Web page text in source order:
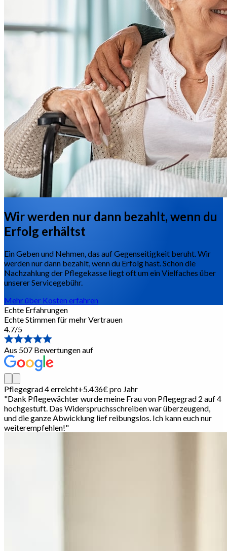
Wir werden nur dann bezahlt, wenn du
Erfolg erhältst
Ein Geben und Nehmen, das auf Gegenseitigkeit beruht. Wir
werden nur dann bezahlt, wenn du Erfolg hast. Schon die
Nachzahlung der Pflegekasse liegt oft um ein Vielfaches über
unserer Servicegebühr.
Mehr über Kosten erfahren
Echte Erfahrungen
Echte Stimmen für mehr Vertrauen
4.7/5
Aus 507 Bewertungen auf
Pflegegrad 4 erreicht+5.436€ pro Jahr
"Dank Pflegewächter wurde meine Frau von Pflegegrad 2 auf 4
hochgestuft. Das Widerspruchsschreiben war überzeugend,
und die ganze Abwicklung lief reibungslos. Ich kann euch nur
weiterempfehlen!"